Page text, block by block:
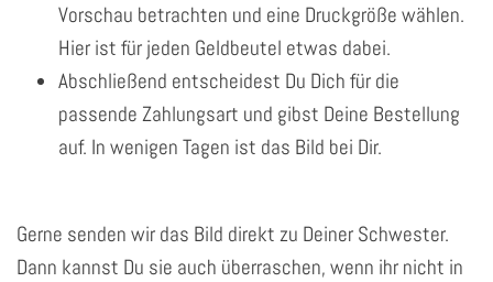
Vorschau betrachten und eine Druckgröße wählen.
Hier ist für jeden Geldbeutel etwas dabei.
Abschließend entscheidest Du Dich für die
passende Zahlungsart und gibst Deine Bestellung
auf. In wenigen Tagen ist das Bild bei Dir.
Gerne senden wir das Bild direkt zu Deiner Schwester.
Dann kannst Du sie auch überraschen, wenn ihr nicht in